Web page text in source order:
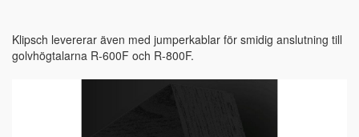
Klipsch levererar även med jumperkablar för smidig anslutning till
golvhögtalarna R-600F och R-800F.